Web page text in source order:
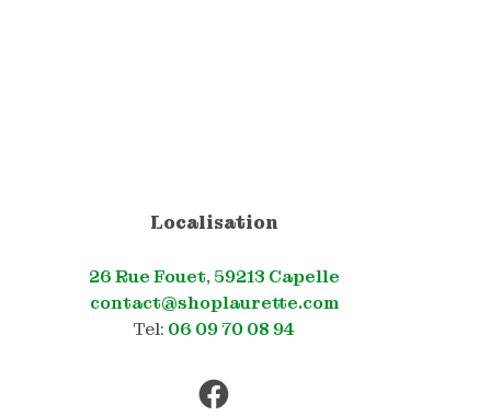
Localisation
26 Rue Fouet, 59213 Capelle
contact@shoplaurette.com
Tel: 06 09 70 08 94
Facebook